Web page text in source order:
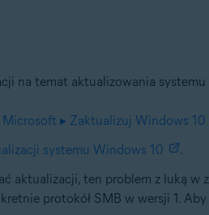
na temat aktualizowania systemu
▸ Zaktualizuj Windows 10
systemu Windows 10
.
aktualizacji, ten problem z luką
protokół SMB w wersji 1.